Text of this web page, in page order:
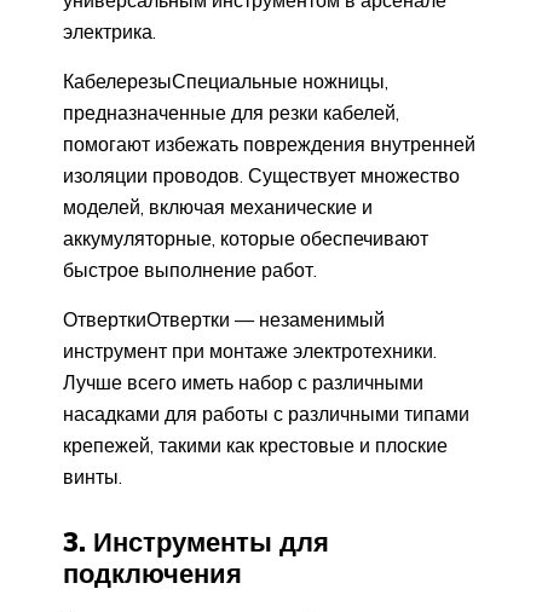
электрика.
КабелерезыСпециальные ножницы,
предназначенные для резки кабелей,
помогают избежать повреждения внутренней
изоляции проводов. Существует множество
моделей, включая механические и
аккумуляторные, которые обеспечивают
быстрое выполнение работ.
ОтверткиОтвертки — незаменимый
инструмент при монтаже электротехники.
Лучше всего иметь набор с различными
насадками для работы с различными типами
крепежей, такими как крестовые и плоские
винты.
3. Инструменты для
подключения